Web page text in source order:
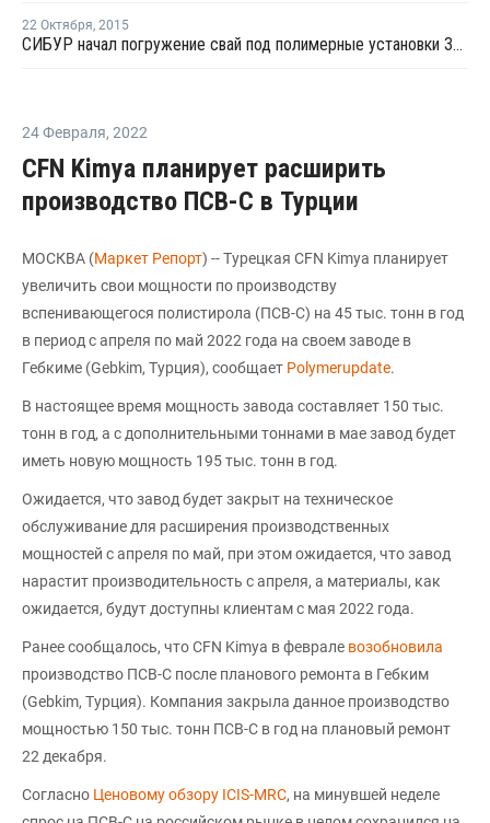
22 Октября, 2015
СИБУР начал погружение свай под полимерные установки ЗапСибНефтехим
24 Февраля, 2022
CFN Kimya планирует расширить
производство ПСВ-С в Турции
МОСКВА (Маркет Репорт) -- Турецкая CFN Kimya планирует
увеличить свои мощности по производству
вспенивающегося полистирола (ПСВ-С) на 45 тыс. тонн в год
в период с апреля по май 2022 года на своем заводе в
Гебкиме (Gebkim, Турция), сообщает Polymerupdate.
В настоящее время мощность завода составляет 150 тыс.
тонн в год, а с дополнительными тоннами в мае завод будет
иметь новую мощность 195 тыс. тонн в год.
Ожидается, что завод будет закрыт на техническое
обслуживание для расширения производственных
мощностей с апреля по май, при этом ожидается, что завод
нарастит производительность с апреля, а материалы, как
ожидается, будут доступны клиентам с мая 2022 года.
Ранее сообщалось, что CFN Kimya в феврале возобновила
производство ПСВ-С после планового ремонта в Гебким
(Gebkim, Турция). Компания закрыла данное производство
мощностью 150 тыс. тонн ПСВ-С в год на плановый ремонт
22 декабря.
Согласно Ценовому обзору ICIS-MRC, на минувшей неделе